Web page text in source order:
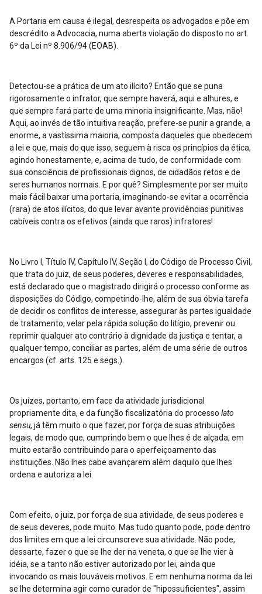
A Portaria em causa é ilegal, desrespeita os advogados e põe em
descrédito a Advocacia, numa aberta violação do disposto no art.
6º da Lei nº 8.906/94 (EOAB).
Detectou-se a prática de um ato ilícito? Então que se puna
rigorosamente o infrator, que sempre haverá, aqui e alhures, e
que sempre fará parte de uma minoria insignificante. Mas, não!
Aqui, ao invés de tão intuitiva reação, prefere-se punir a grande, a
enorme, a vastíssima maioria, composta daqueles que obedecem
a lei e que, mais do que isso, seguem à risca os princípios da ética,
agindo honestamente, e, acima de tudo, de conformidade com
sua consciência de profissionais dignos, de cidadãos retos e de
seres humanos normais. E por quê? Simplesmente por ser muito
mais fácil baixar uma portaria, imaginando-se evitar a ocorrência
(rara) de atos ilícitos, do que levar avante providências punitivas
cabíveis contra os efetivos (ainda que raros) infratores!
No Livro I, Título IV, Capítulo IV, Seção I, do Código de Processo Civil,
que trata do juiz, de seus poderes, deveres e responsabilidades,
está declarado que o magistrado dirigirá o processo conforme as
disposições do Código, competindo-lhe, além de sua óbvia tarefa
de decidir os conflitos de interesse, assegurar às partes igualdade
de tratamento, velar pela rápida solução do litígio, prevenir ou
reprimir qualquer ato contrário à dignidade da justiça e tentar, a
qualquer tempo, conciliar as partes, além de uma série de outros
encargos (cf. arts. 125 e segs.).
Os juízes, portanto, em face da atividade jurisdicional
propriamente dita, e da função fiscalizatória do processo lato
sensu, já têm muito o que fazer, por força de suas atribuições
legais, de modo que, cumprindo bem o que lhes é de alçada, em
muito estarão contribuindo para o aperfeiçoamento das
instituições. Não lhes cabe avançarem além daquilo que lhes
ordena e autoriza a lei.
Com efeito, o juiz, por força de sua atividade, de seus poderes e
de seus deveres, pode muito. Mas tudo quanto pode, pode dentro
dos limites em que a lei circunscreve sua atividade. Não pode,
dessarte, fazer o que se lhe der na veneta, o que se lhe vier à
idéia, se a tanto não estiver autorizado por lei, ainda que
invocando os mais louváveis motivos. E em nenhuma norma da lei
se lhe determina agir como curador de "hipossuficientes", assim